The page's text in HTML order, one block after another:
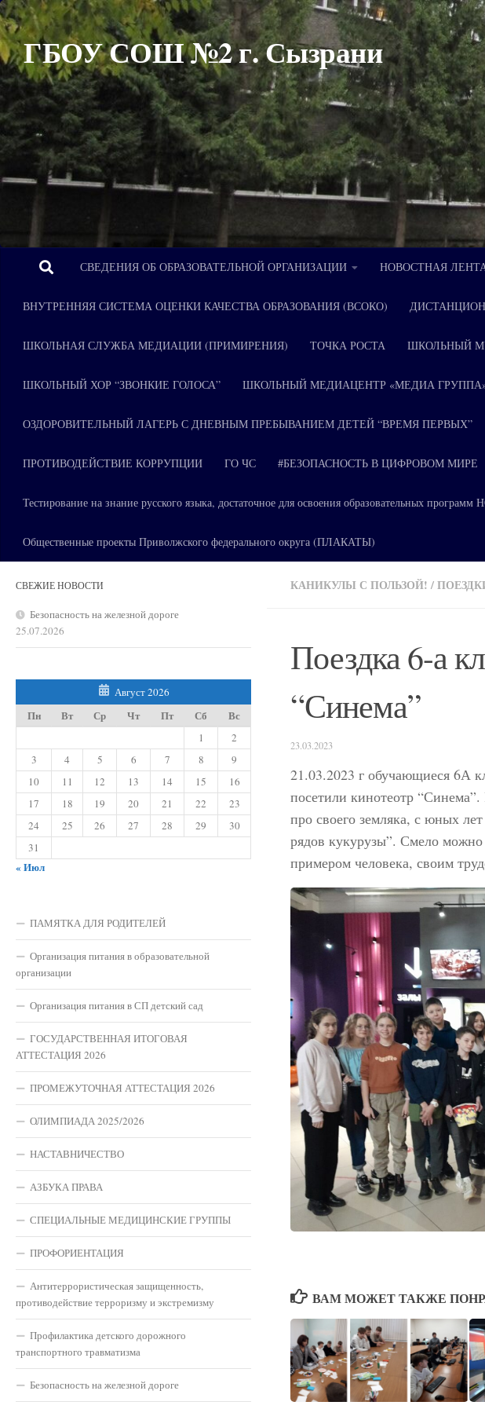
Перейти к содержимому
ГБОУ СОШ №2 г. Сызрани
СВЕДЕНИЯ ОБ ОБРАЗОВАТЕЛЬНОЙ ОРГАНИЗАЦИИ НОВОСТНАЯ
ВНУТРЕННЯЯ СИСТЕМА ОЦЕНКИ КАЧЕСТВА ОБРАЗОВАНИЯ (ВСОКО)
ШКОЛЬНАЯ СЛУЖБА МЕДИАЦИИ (ПРИМИРЕНИЯ) ТОЧКА РОСТА ШКОЛЬНЫЙ
ШКОЛЬНЫЙ ХОР “ЗВОНКИЕ ГОЛОСА” ШКОЛЬНЫЙ МЕДИАЦЕНТР «МЕДИА
ОЗДОРОВИТЕЛЬНЫЙ ЛАГЕРЬ С ДНЕВНЫМ ПРЕБЫВАНИЕМ ДЕТЕЙ “ВРЕМЯ ПЕРВЫХ”
ПРОТИВОДЕЙСТВИЕ КОРРУПЦИИ ГО ЧС #БЕЗОПАСНОСТЬ В ЦИФРОВОМ МИРЕ
Тестирование на знание русского языка, достаточное для освоения образовательных
Общественные проекты Приволжского федерального округа (ПЛАКАТЫ)
КАНИКУЛЫ С ПОЛЬЗОЙ! /
Поездка 6-а
“Синема”
23.03.2023
21.03.2023 г обучающиеся 6А
посетили кинотеотр
про своего земляка, с юных
рядов кукурузы”. Смело
примером человека, своим
ВАМ МОЖЕТ ТАКЖЕ
СВЕЖИЕ НОВОСТИ
Безопасность на железной дороге
25.07.2026
Август 2026
Пн Вт Ср Чт Пт Сб Вс
1
2
3
4 5 6 7 8
9
10
11 12 13 14 15
16
17
18 19 20 21 22
23
24
25 26 27 28 29
30
31
« Июл
ПАМЯТКА ДЛЯ РОДИТЕЛЕЙ
Организация питания в образовательной
организации
Организация питания в СП детский сад
ГОСУДАРСТВЕННАЯ ИТОГОВАЯ
АТТЕСТАЦИЯ 2026
ПРОМЕЖУТОЧНАЯ АТТЕСТАЦИЯ 2026
ОЛИМПИАДА 2025/2026
НАСТАВНИЧЕСТВО
АЗБУКА ПРАВА
СПЕЦИАЛЬНЫЕ МЕДИЦИНСКИЕ ГРУППЫ
ПРОФОРИЕНТАЦИЯ
Антитеррористическая защищенность,
противодействие терроризму и экстремизму
Профилактика детского дорожного
транспортного травматизма
Безопасность на железной дороге